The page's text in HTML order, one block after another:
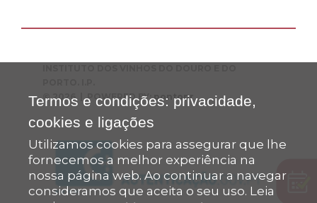
© 2026 | POWERED BY:pontopr
Termos e condições: privacidade,
cookies e ligações
Utilizamos cookies para assegurar que lhe
fornecemos a melhor experiência na
nossa página web. Ao continuar a navegar
consideramos que aceita o seu uso. Leia